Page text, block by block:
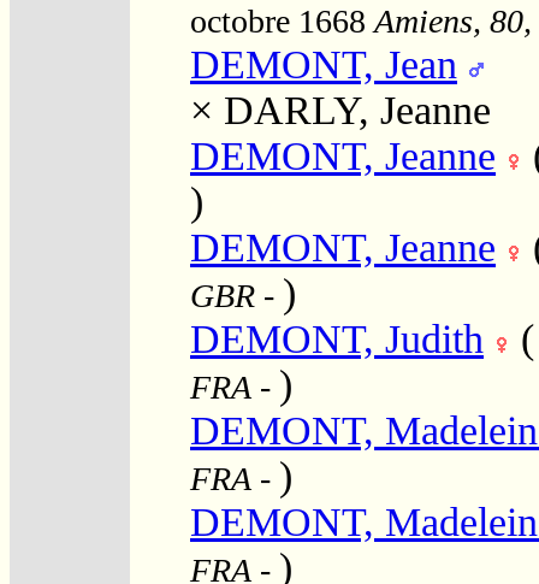
octobre 1668 Amiens,
DEMONT, Jean
× DARLY, Jeanne
DEMONT, Jeanne
)
DEMONT, Jeanne
GBR - )
DEMONT, Judith
FRA - )
DEMONT,
FRA - )
DEMONT,
FRA - )